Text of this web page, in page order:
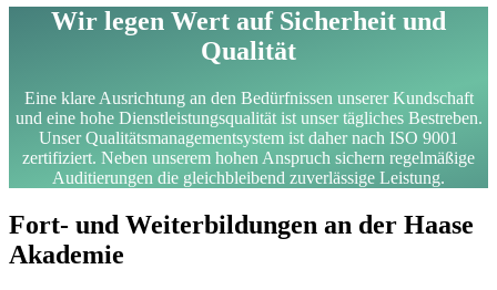
Wir legen Wert auf Sicherheit und
Qualität
Eine klare Ausrichtung an den Bedürfnissen unserer Kundschaft
und eine hohe Dienstleistungsqualität ist unser tägliches Bestreben.
Unser Qualitätsmanagementsystem ist daher nach ISO 9001
zertifiziert. Neben unserem hohen Anspruch sichern regelmäßige
Auditierungen die gleichbleibend zuverlässige Leistung.
Fort- und Weiterbildungen an der Haase
Akademie